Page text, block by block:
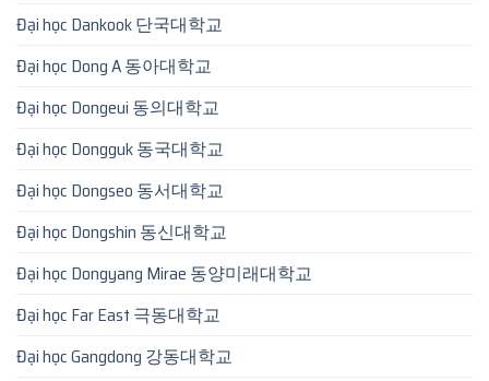
Đại học Dankook 단국대학교
Đại học Dong A 동아대학교
Đại học Dongeui 동의대학교
Đại học Dongguk 동국대학교
Đại học Dongseo 동서대학교
Đại học Dongshin 동신대학교
Đại học Dongyang Mirae 동양미래대학교
Đại học Far East 극동대학교
Đại học Gangdong 강동대학교